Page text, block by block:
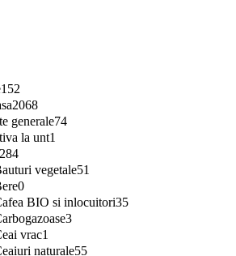
152
2068
generale74
la unt1
284
vegetale51
0
BIO si inlocuitori35
3
vrac1
naturale55